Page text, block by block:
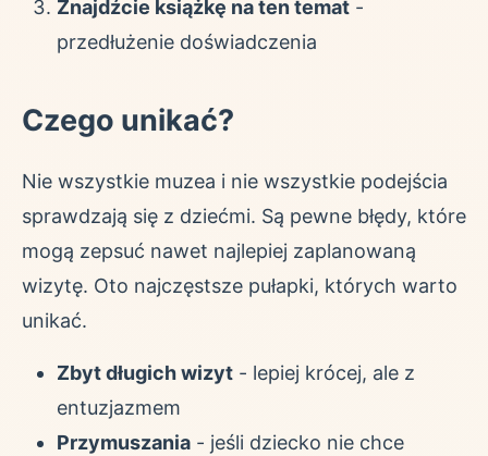
Znajdźcie książkę na ten temat -
przedłużenie doświadczenia
Czego unikać?
Nie wszystkie muzea i nie wszystkie podejścia
sprawdzają się z dziećmi. Są pewne błędy, które
mogą zepsuć nawet najlepiej zaplanowaną
wizytę. Oto najczęstsze pułapki, których warto
unikać.
Zbyt długich wizyt - lepiej krócej, ale z
entuzjazmem
Przymuszania - jeśli dziecko nie chce